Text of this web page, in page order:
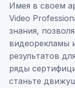
Имея в своем
Video
знания,
видеорекламы
результатов
ряды
станьте